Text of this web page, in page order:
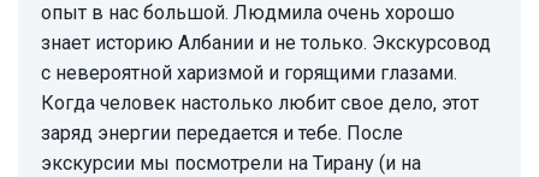
опыт в нас большой. Людмила очень хорошо
знает историю Албании и не только. Экскурсовод
с невероятной харизмой и горящими глазами.
Когда человек настолько любит свое дело, этот
заряд энергии передается и тебе. После
экскурсии мы посмотрели на Тирану (и на